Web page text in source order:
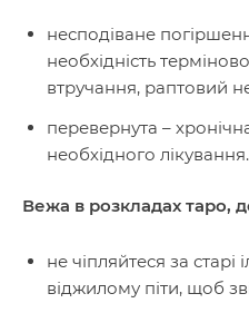
несподіване
необхідність
втручання, раптовий
перевернута –
необхідного лікування.
Вежа в розкладах таро,
не чіпляйтеся за старі
віджилому піти, щоб